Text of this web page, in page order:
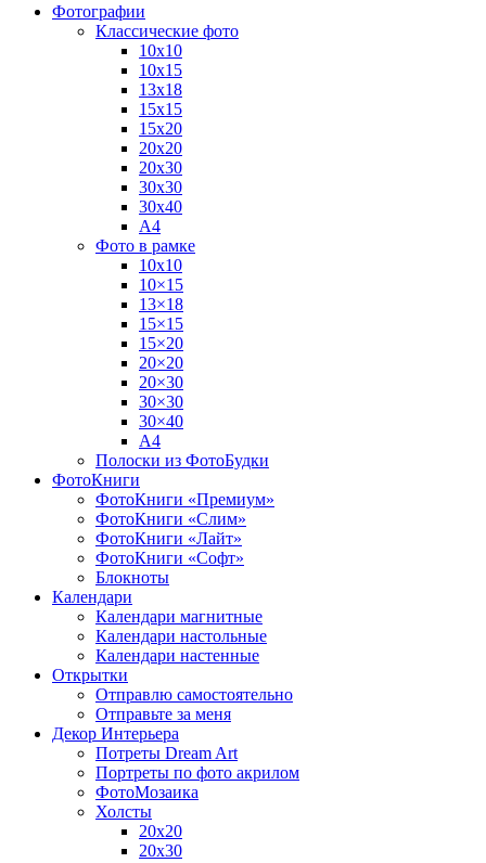
Фотографии
Классические фото
10х10
10х15
13х18
15х15
15х20
20х20
20х30
30х30
30х40
А4
Фото в рамке
10х10
10×15
13×18
15×15
15×20
20×20
20×30
30×30
30×40
A4
Полоски из ФотоБудки
ФотоКниги
ФотоКниги «Премиум»
ФотоКниги «Слим»
ФотоКниги «Лайт»
ФотоКниги «Софт»
Блокноты
Календари
Календари магнитные
Календари настольные
Календари настенные
Открытки
Отправлю самостоятельно
Отправьте за меня
Декор Интерьера
Потреты Dream Art
Портреты по фото акрилом
ФотоМозаика
Холсты
20х20
20х30